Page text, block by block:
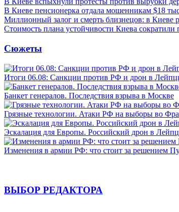
В Киеве пенсионерка отдала мошенникам $18
Миллионный залог и смерть близнецов: в Киеве
Стоимость плана устойчивости Киева сократили
Сюжеты
Итоги 06.08: Санкции против РФ и дрон в
Банкет генералов. Последствия взрыва в Москве
Грязные технологии. Атаки РФ на выборы во
Эскалация для Европы. Российский дрон в
Изменения в армии РФ: что стоит за решением
ВЫБОР РЕДАКТОРА